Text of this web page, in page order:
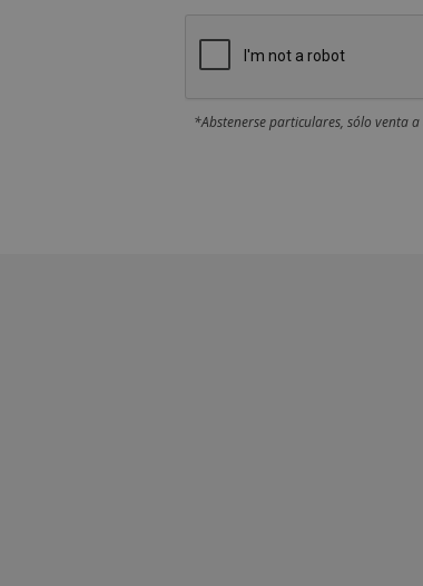
*Abstenerse particulares, sólo venta